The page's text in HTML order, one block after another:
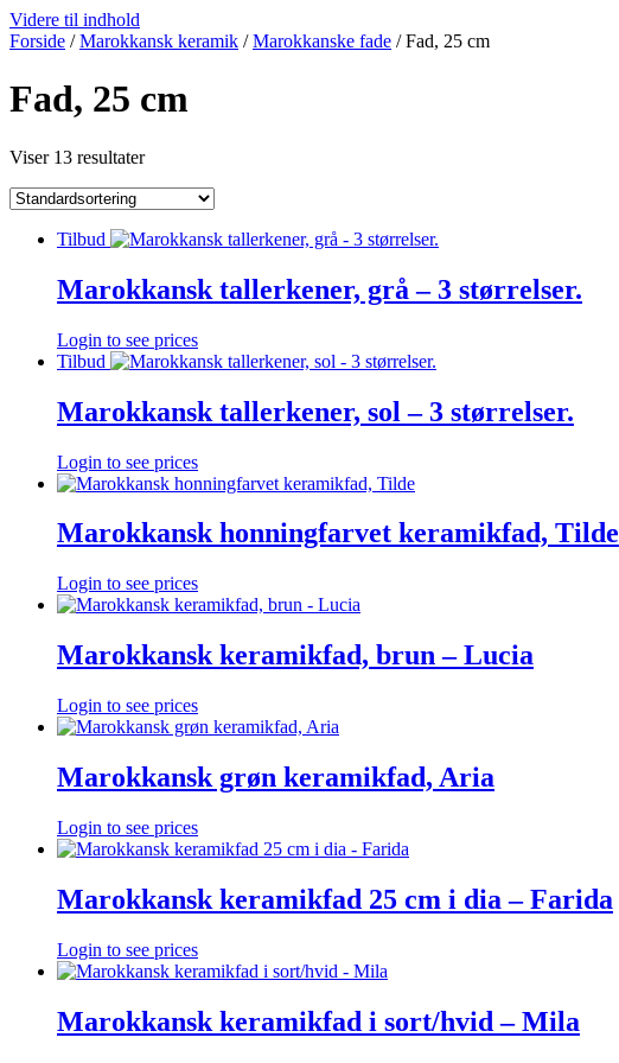
Videre til indhold
Forside /Marokkansk keramik /Marokkanske fade / Fad, 25 cm
Fad, 25 cm
Viser 13 resultater
Tilbud
Marokkansk tallerkener, grå – 3 størrelser.
Login to see prices
Tilbud
Marokkansk tallerkener, sol – 3 størrelser.
Login to see prices
Marokkansk honningfarvet keramikfad, Tilde
Login to see prices
Marokkansk keramikfad, brun – Lucia
Login to see prices
Marokkansk grøn keramikfad, Aria
Login to see prices
Marokkansk keramikfad 25 cm i dia – Farida
Login to see prices
Marokkansk keramikfad i sort/hvid – Mila